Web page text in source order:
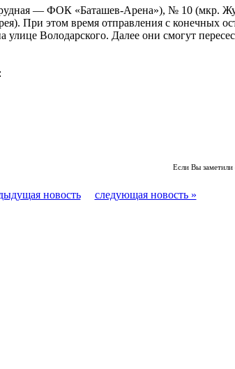
— ФОК «Баташев-Арена»), № 10 (мкр.
этом время отправления с конечных
Володарского. Далее они смогут
Если Вы
новость следующая новость »